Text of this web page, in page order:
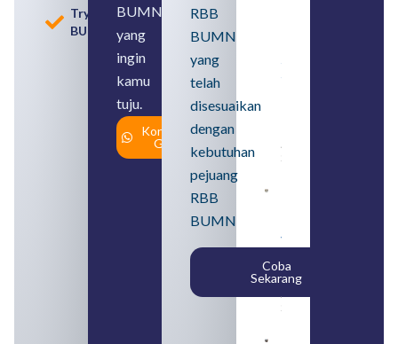
Tryout
BUMN
BUMN
yang
ingin
kamu
tuju.
Konsultasi
Gratis
RBB
BUMN
yang
telah
disesuaikan
dengan
kebutuhan
pejuang
RBB
BUMN
Coba
Sekarang
SMA
Syarat,
August 5,
2026
yang
Tergabung
dalam
Himbara
August 4,
2026